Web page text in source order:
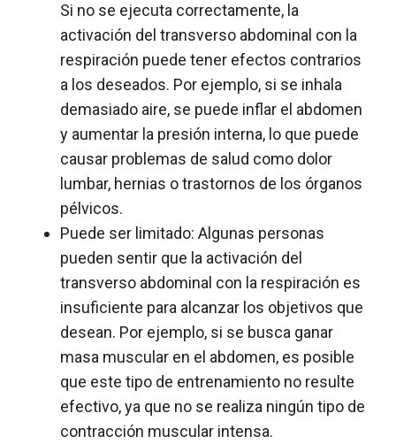
Si no se ejecuta correctamente, la
activación del transverso abdominal con la
respiración puede tener efectos contrarios
a los deseados. Por ejemplo, si se inhala
demasiado aire, se puede inflar el abdomen
y aumentar la presión interna, lo que puede
causar problemas de salud como dolor
lumbar, hernias o trastornos de los órganos
pélvicos.
Puede ser limitado: Algunas personas
pueden sentir que la activación del
transverso abdominal con la respiración es
insuficiente para alcanzar los objetivos que
desean. Por ejemplo, si se busca ganar
masa muscular en el abdomen, es posible
que este tipo de entrenamiento no resulte
efectivo, ya que no se realiza ningún tipo de
contracción muscular intensa.